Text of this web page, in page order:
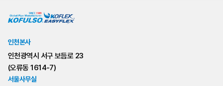
인천본사
인천광역시 서구 보듬로 23
(오류동 1614-7)
서울사무실